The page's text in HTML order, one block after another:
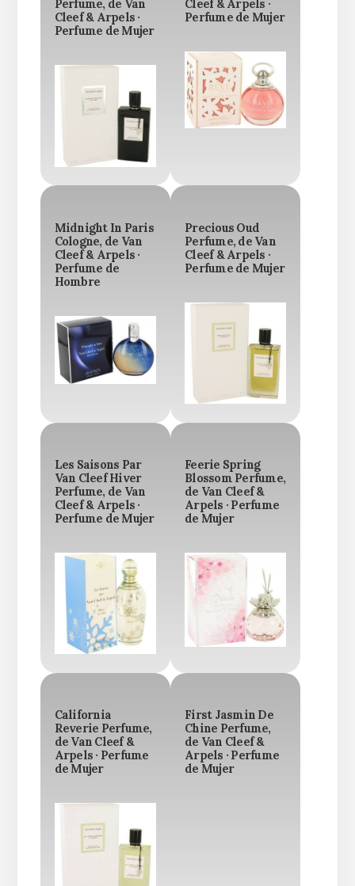
Perfume, de Van
Cleef & Arpels ·
Perfume de Mujer
Cleef & Arpels ·
Perfume de Mujer
Midnight In Paris
Cologne, de Van
Cleef & Arpels ·
Perfume de
Hombre
Precious Oud
Perfume, de Van
Cleef & Arpels ·
Perfume de Mujer
Les Saisons Par
Van Cleef Hiver
Perfume, de Van
Cleef & Arpels ·
Perfume de Mujer
Feerie Spring
Blossom Perfume,
de Van Cleef &
Arpels · Perfume
de Mujer
California
Reverie Perfume,
de Van Cleef &
Arpels · Perfume
de Mujer
First Jasmin De
Chine Perfume,
de Van Cleef &
Arpels · Perfume
de Mujer